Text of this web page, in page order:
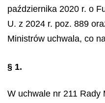
października 2020 r. o
U. z 2024 r. poz. 889
Ministrów uchwala, co
§ 1.
W uchwale nr 211 Rady